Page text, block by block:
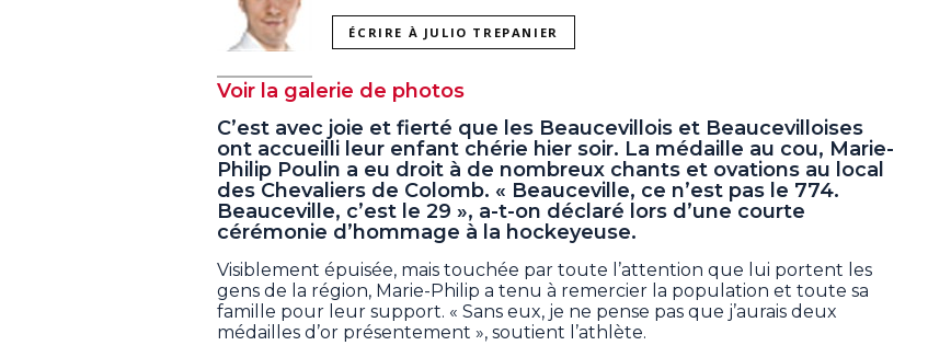
ÉCRIRE À JULIO TREPANIER
Voir la galerie de photos
C’est avec joie et fierté que les Beaucevillois et Beaucevilloises
ont accueilli leur enfant chérie hier soir. La médaille au cou, Marie-
Philip Poulin a eu droit à de nombreux chants et ovations au local
des Chevaliers de Colomb. « Beauceville, ce n’est pas le 774.
Beauceville, c’est le 29 », a-t-on déclaré lors d’une courte
cérémonie d’hommage à la hockeyeuse.
Visiblement épuisée, mais touchée par toute l’attention que lui portent les
gens de la région, Marie-Philip a tenu à remercier la population et toute sa
famille pour leur support. « Sans eux, je ne pense pas que j’aurais deux
médailles d’or présentement », soutient l’athlète.